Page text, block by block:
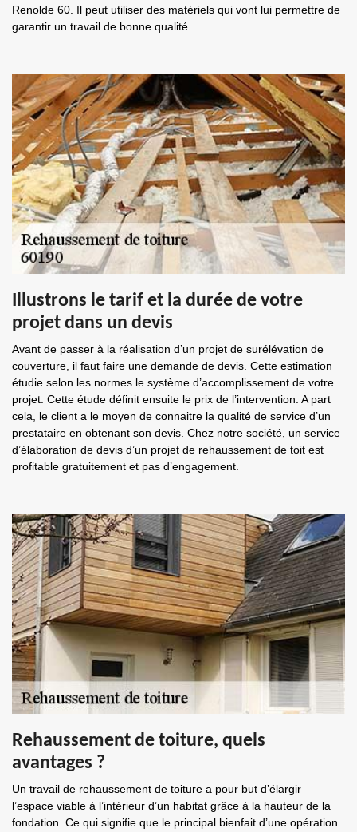
Renolde 60. Il peut utiliser des matériels qui vont lui permettre de
garantir un travail de bonne qualité.
Illustrons le tarif et la durée de votre
projet dans un devis
Avant de passer à la réalisation d’un projet de surélévation de
couverture, il faut faire une demande de devis. Cette estimation
étudie selon les normes le système d’accomplissement de votre
projet. Cette étude définit ensuite le prix de l’intervention. A part
cela, le client a le moyen de connaitre la qualité de service d’un
prestataire en obtenant son devis. Chez notre société, un service
d’élaboration de devis d’un projet de rehaussement de toit est
profitable gratuitement et pas d’engagement.
Rehaussement de toiture, quels
avantages ?
Un travail de rehaussement de toiture a pour but d’élargir
l’espace viable à l’intérieur d’un habitat grâce à la hauteur de la
fondation. Ce qui signifie que le principal bienfait d’une opération